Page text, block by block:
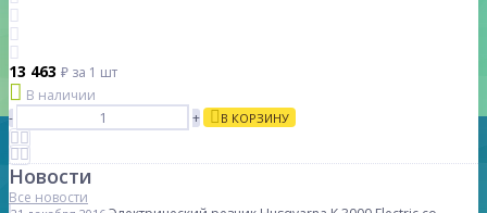
13 463 ₽ за 1 шт
В наличии
-
+ В КОРЗИНУ
Новости
Все новости